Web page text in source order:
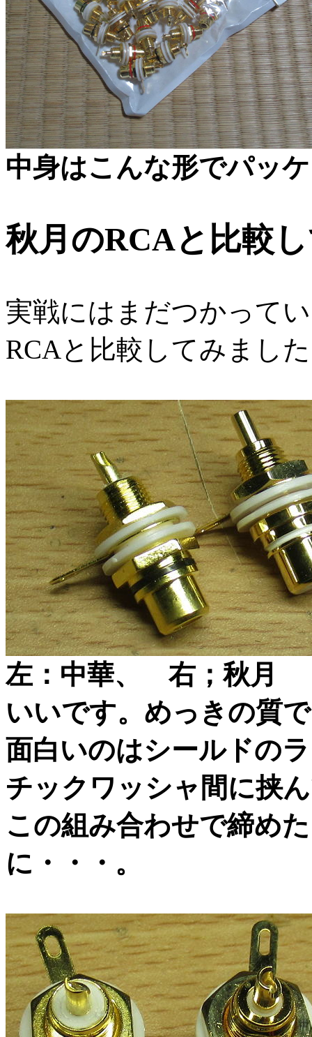
中身はこんな形でパッ
秋月のRCAと比較
実戦にはまだつかって
RCAと比較してみまし
左：中華、 右；秋月
いいです。めっきの質
面白いのはシールドの
チックワッシャ間に挟
この組み合わせで締め
に・・・。